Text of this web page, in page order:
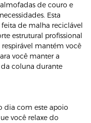
de couro e
Esta
de malha reciclável
estrutural profissional
mantém você
você manter a
coluna durante
dia com este apoio
você relaxe do